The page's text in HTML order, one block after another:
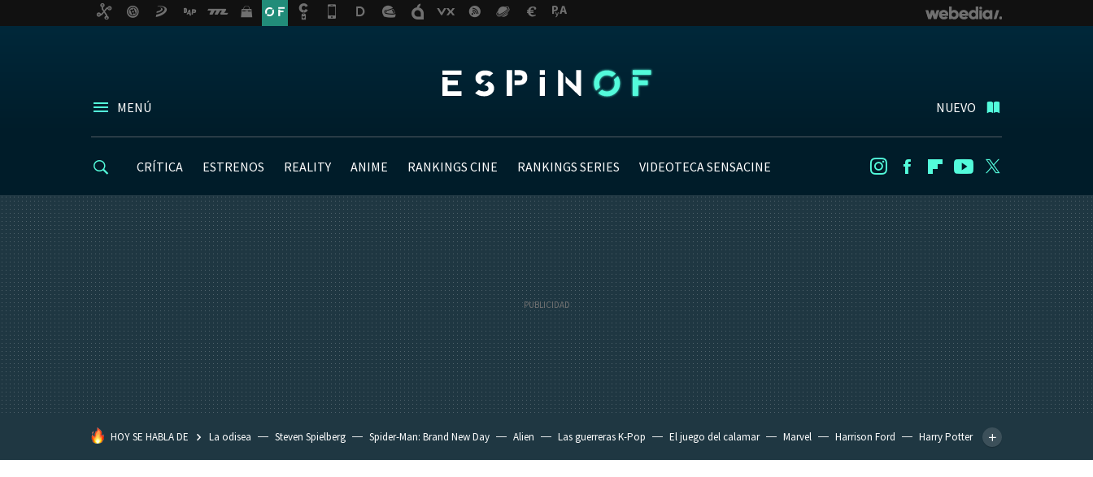
MENÚ NUEVO
CRÍTICA ESTRENOS REALITY ANIME RANKINGS CINE RANKINGS SERIES VIDEOTECA SENSACINE InstagramFacebookFlipboard
Youtube
HOY SE HABLA DE La odisea Steven Spielberg Spider-Man: Brand New Day Alien Las guerreras K-Pop El juego del calamar Marvel Harrison Ford
Harry Potter